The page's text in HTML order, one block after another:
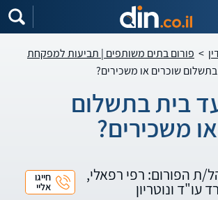
> פורום בתים משותפים | תביעות למפקחת
שוכרים או משכירים?
בית בתשלום
משכירים?
ת הפורום: רפי רפאלי,
עו"ד ונוטריון
חייגו
אליי